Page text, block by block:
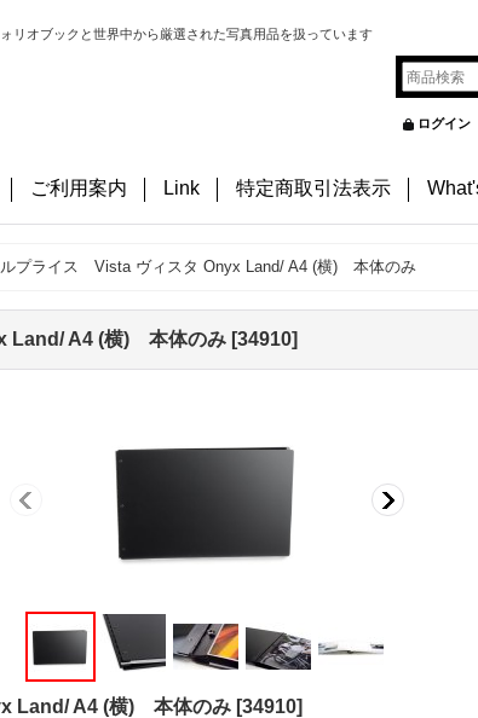
リオブックと世界中から厳選された写真用品を扱っています
ログイン
ご利用案内 Link 特定商取引法表示
ルプライス Vista ヴィスタ Onyx Land/ A4 (横) 本体のみ
Land/ A4 (横) 本体のみ [34910]
Land/ A4 (横) 本体のみ [34910]